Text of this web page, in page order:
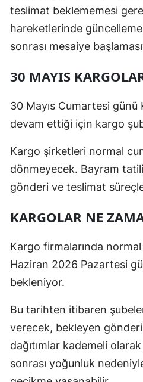
teslimat beklememesi
hareketlerinde
sonrası mesaiye
30 MAYIS
30 Mayıs Cumartesi günü
devam ettiği için kargo
Kargo şirketleri normal
dönmeyecek. Bayram
gönderi ve teslimat
KARGOLAR NE
Kargo firmalarında normal
Haziran 2026 Pazartesi
bekleniyor.
Bu tarihten itibaren
verecek, bekleyen
dağıtımlar kademeli
sonrası yoğunluk